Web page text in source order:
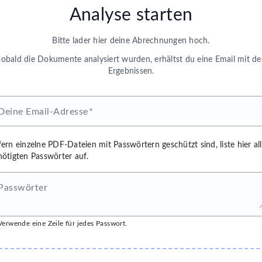
Analyse starten
Bitte lader hier deine Abrechnungen hoch.
die Dokumente analysiert wurden, erhältst du eine Email mit
Ergebnissen.
Email-Adresse
einzelne PDF-Dateien mit Passwörtern geschützt sind, liste hier
Passwörter auf.
eine Zeile für jedes Passwort.